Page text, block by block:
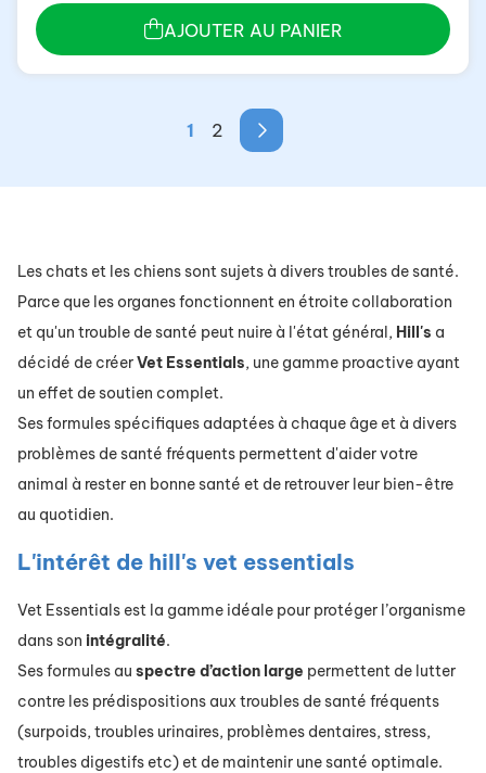
Les chats et les chiens sont sujets à divers troubles de santé.
Parce que les organes fonctionnent en étroite collaboration
et qu'un trouble de santé peut nuire à l'état général, Hill's a
décidé de créerVet Essentials, une gamme proactive ayant
un effet de soutien complet.
Ses formules spécifiques adaptées à chaque âge et à divers
problèmes de santé fréquents permettent d'aider votre
animal à rester en bonne santé et de retrouver leur bien-être
au quotidien.
L'intérêt de hill's vet essentials
Vet Essentials est la gamme idéale pour protéger l’organisme
dans son intégralité.
Ses formules au spectre d’action large permettent de lutter
contre les prédispositions aux troubles de santé fréquents
(surpoids, troubles urinaires, problèmes dentaires, stress,
troubles digestifs etc) et de maintenir une santé optimale.
AJOUTER AU PANIER
1 2